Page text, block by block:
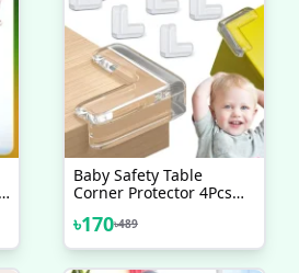
Baby Safety Table
Corner Protector 4Pcs
৳170৳489